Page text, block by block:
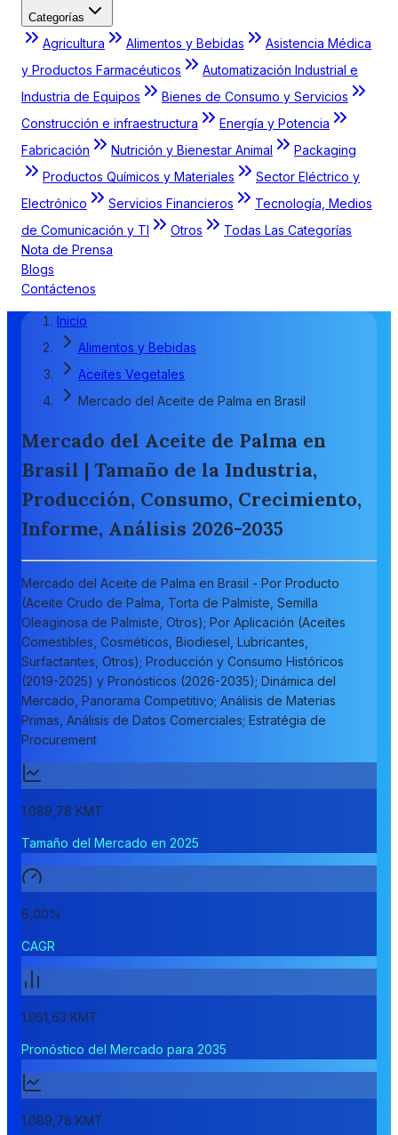
Categorías
Agricultura Alimentos y Bebidas
Asistencia Médica
y Productos Farmacéuticos
Automatización Industrial e
Industria de Equipos
Bienes de Consumo y Servicios
Construcción e infraestructura
Energía y Potencia
Fabricación
Nutrición y Bienestar Animal
Packaging
Productos Químicos y Materiales
Sector Eléctrico y
Electrónico
Servicios Financieros
Tecnología, Medios
de Comunicación y TI
Otros
Todas Las Categorías
Nota de Prensa
Blogs
Contáctenos
Inicio
Alimentos y Bebidas
Aceites Vegetales
Mercado del Aceite de Palma en Brasil
Mercado del Aceite de Palma en
Brasil | Tamaño de la Industria,
Producción, Consumo, Crecimiento,
Informe, Análisis 2026-2035
Mercado del Aceite de Palma en Brasil - Por Producto
(Aceite Crudo de Palma, Torta de Palmiste, Semilla
Oleaginosa de Palmiste, Otros); Por Aplicación (Aceites
Comestibles, Cosméticos, Biodiesel, Lubricantes,
Surfactantes, Otros); Producción y Consumo Históricos
(2019-2025) y Pronósticos (2026-2035); Dinámica del
Mercado, Panorama Competitivo; Análisis de Materias
Primas, Análisis de Datos Comerciales; Estratégia de
Procurement
1.089,78 KMT
Tamaño del Mercado en 2025
6,00%
CAGR
1.951,63 KMT
Pronóstico del Mercado para 2035
1.089,78 KMT